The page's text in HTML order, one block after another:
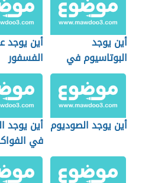
أين يوجد
البوتاسيوم في
الطعام
أين يوجد
الفسفور
أين يوجد الصوديوم أين يوجد
في